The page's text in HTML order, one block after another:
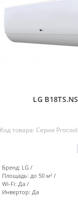
LG
Код товара: Серия
Бренд: LG
Площадь: до 50 м²
Wi-Fi: Да
Инвертор: Да